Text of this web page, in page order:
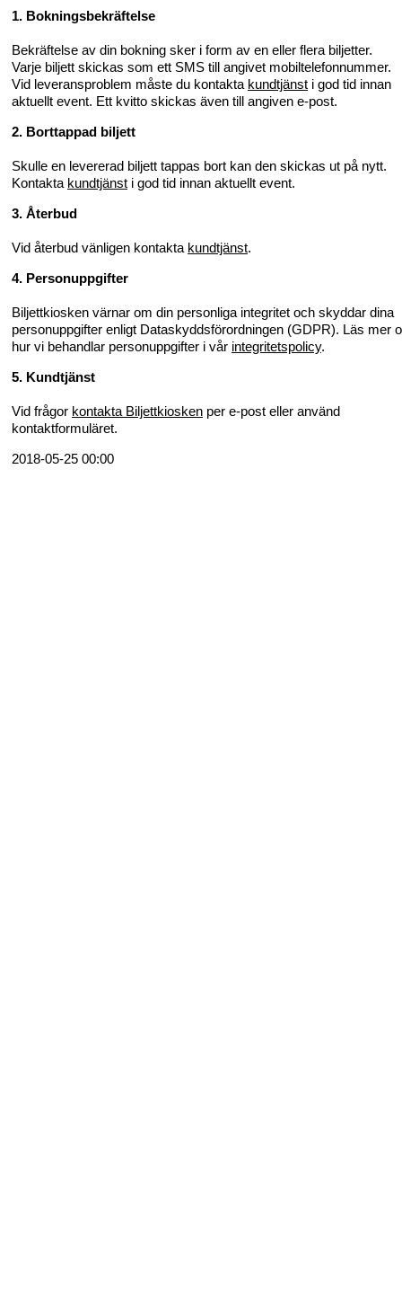
1. Bokningsbekräftelse
Bekräftelse av din bokning sker i form av en eller flera biljetter.
Varje biljett skickas som ett SMS till angivet mobiltelefonnummer.
Vid leveransproblem måste du kontakta kundtjänst i god tid innan
aktuellt event. Ett kvitto skickas även till angiven e-post.
2. Borttappad biljett
Skulle en levererad biljett tappas bort kan den skickas ut på nytt.
Kontakta kundtjänst i god tid innan aktuellt event.
3. Återbud
Vid återbud vänligen kontakta kundtjänst.
4. Personuppgifter
Biljettkiosken värnar om din personliga integritet och skyddar dina
personuppgifter enligt Dataskyddsförordningen (GDPR). Läs mer
hur vi behandlar personuppgifter i vår integritetspolicy.
5. Kundtjänst
Vid frågor kontakta Biljettkiosken per e-post eller använd
kontaktformuläret.
2018-05-25 00:00